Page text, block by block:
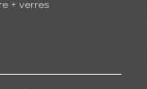
+ verres